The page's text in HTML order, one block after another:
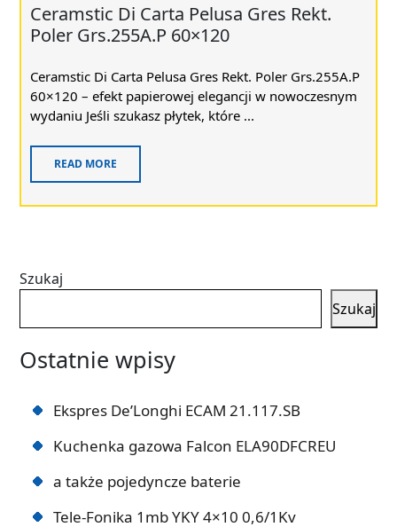
Ceramstic Di Carta Pelusa Gres Rekt.
Poler Grs.255A.P 60×120
Ceramstic Di Carta Pelusa Gres Rekt. Poler Grs.255A.P
60×120 – efekt papierowej elegancji w nowoczesnym
wydaniu Jeśli szukasz płytek, które ...
READ MORE
Szukaj
Szukaj
Ostatnie wpisy
Ekspres De’Longhi ECAM 21.117.SB
Kuchenka gazowa Falcon ELA90DFCREU
a także pojedyncze baterie
Tele-Fonika 1mb YKY 4×10 0,6/1Kv